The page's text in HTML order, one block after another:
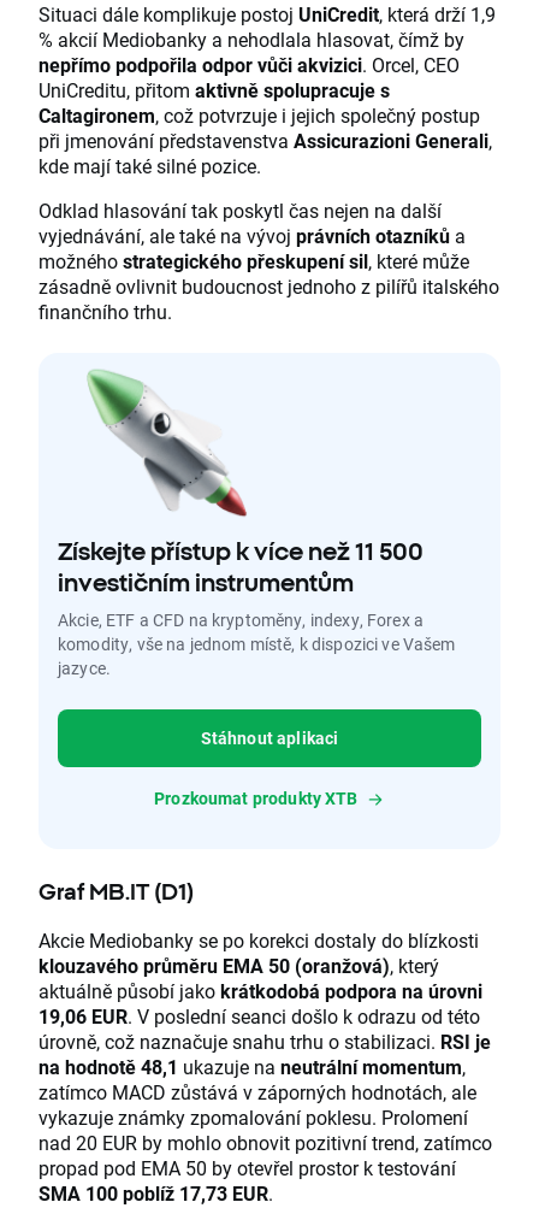
Situaci dále komplikuje postoj UniCredit, která drží 1,9
% akcií Mediobanky a nehodlala hlasovat, čímž by
nepřímo podpořila odpor vůči akvizici. Orcel, CEO
UniCreditu, přitom aktivně spolupracuje s
Caltagironem, což potvrzuje i jejich společný postup
při jmenování představenstva Assicurazioni Generali,
kde mají také silné pozice.
Odklad hlasování tak poskytl čas nejen na další
vyjednávání, ale také na vývoj právních otazníků a
možnéhostrategického přeskupení sil, které může
zásadně ovlivnit budoucnost jednoho z pilířů italského
finančního trhu.
Získejte přístup k více než 11 500
investičním instrumentům
Akcie, ETF a CFD na kryptoměny, indexy, Forex a
komodity, vše na jednom místě, k dispozici ve Vašem
jazyce.
Stáhnout aplikaci
Prozkoumat produkty XTB
Graf MB.IT (D1)
Akcie Mediobanky se po korekci dostaly do blízkosti
klouzavého průměru EMA 50 (oranžová), který
aktuálně působí jakokrátkodobá podpora na úrovni
19,06 EUR. V poslední seanci došlo k odrazu od této
úrovně, což naznačuje snahu trhu o stabilizaci. RSI je
na hodnotě 48,1 ukazuje na neutrální momentum,
zatímco MACD zůstává v záporných hodnotách, ale
vykazuje známky zpomalování poklesu. Prolomení
nad 20 EUR by mohlo obnovit pozitivní trend, zatímco
propad pod EMA 50 by otevřel prostor k testování
SMA 100 poblíž 17,73 EUR.